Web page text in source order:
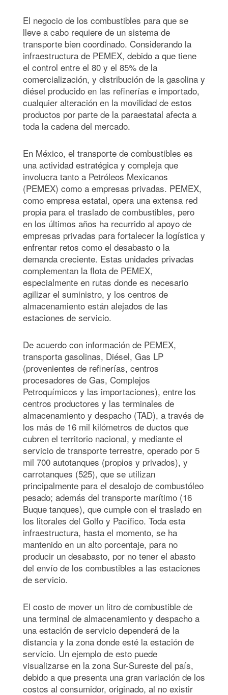
El negocio de los combustibles para que se
lleve a cabo requiere de un sistema de
transporte bien coordinado. Considerando la
infraestructura de PEMEX, debido a que tiene
el control entre el 80 y el 85% de la
comercialización, y distribución de la gasolina y
diésel producido en las refinerías e importado,
cualquier alteración en la movilidad de estos
productos por parte de la paraestatal afecta a
toda la cadena del mercado.
En México, el transporte de combustibles es
una actividad estratégica y compleja que
involucra tanto a Petróleos Mexicanos
(PEMEX) como a empresas privadas. PEMEX,
como empresa estatal, opera una extensa red
propia para el traslado de combustibles, pero
en los últimos años ha recurrido al apoyo de
empresas privadas para fortalecer la logística y
enfrentar retos como el desabasto o la
demanda creciente. Estas unidades privadas
complementan la flota de PEMEX,
especialmente en rutas donde es necesario
agilizar el suministro, y los centros de
almacenamiento están alejados de las
estaciones de servicio.
De acuerdo con información de PEMEX,
transporta gasolinas, Diésel, Gas LP
(provenientes de refinerías, centros
procesadores de Gas, Complejos
Petroquímicos y las importaciones), entre los
centros productores y las terminales de
almacenamiento y despacho (TAD), a través de
los más de 16 mil kilómetros de ductos que
cubren el territorio nacional, y mediante el
servicio de transporte terrestre, operado por 5
mil 700 autotanques (propios y privados), y
carrotanques (525), que se utilizan
principalmente para el desalojo de combustóleo
pesado; además del transporte marítimo (16
Buque tanques), que cumple con el traslado en
los litorales del Golfo y Pacífico. Toda esta
infraestructura, hasta el momento, se ha
mantenido en un alto porcentaje, para no
producir un desabasto, por no tener el abasto
del envío de los combustibles a las estaciones
de servicio.
El costo de mover un litro de combustible de
una terminal de almacenamiento y despacho a
una estación de servicio dependerá de la
distancia y la zona donde esté la estación de
servicio. Un ejemplo de esto puede
visualizarse en la zona Sur-Sureste del país,
debido a que presenta una gran variación de los
costos al consumidor, originado, al no existir